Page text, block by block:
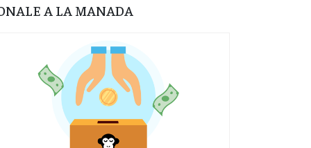
A LA MANADA